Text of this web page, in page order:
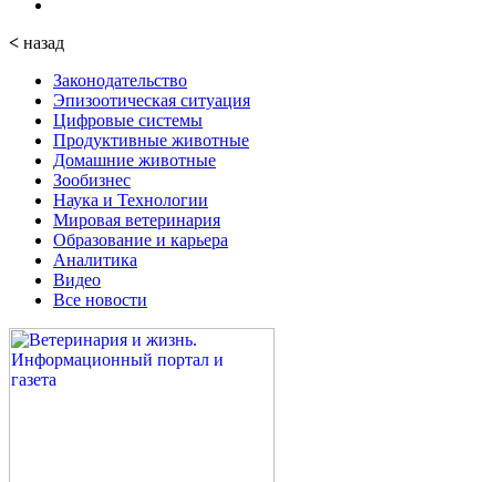
< назад
Законодательство
Эпизоотическая ситуация
Цифровые системы
Продуктивные животные
Домашние животные
Зообизнес
Наука и Технологии
Мировая ветеринария
Образование и карьера
Аналитика
Видео
Все новости